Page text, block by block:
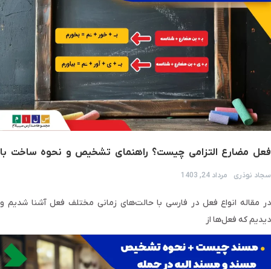
فعل مضارع التزامی چیست؟ راهنمای تشخیص و نحوه ساخت با
مثال
سجاد نوذری مرداد 24, 1403
در مقاله انواع فعل در فارسی با حالت‌های زمانی مختلف فعل آشنا شدیم و
دیدیم که فعل‌ها از